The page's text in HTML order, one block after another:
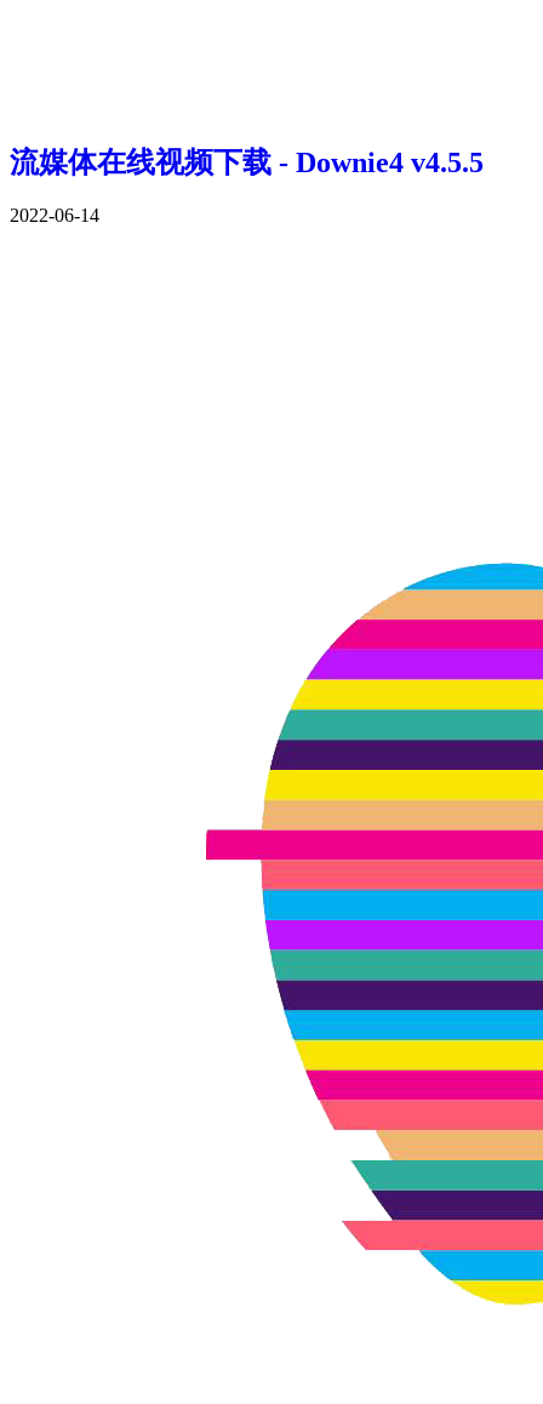
流媒体在线视频下载 - Downie4 v4.5.5
2022-06-14